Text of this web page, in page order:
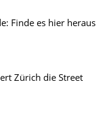
Finde es hier heraus
Zürich die Street